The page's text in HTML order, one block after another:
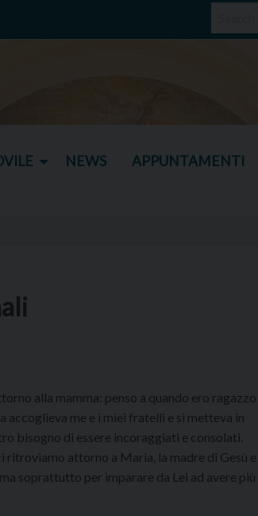
NEWS APPUNTAMENTI
alla mamma: penso a quando ero ragazzo
accoglieva me e i miei fratelli e si metteva in
bisogno di essere incoraggiati e consolati.
ritroviamo attorno a Maria, la madre di Gesù e
soprattutto per imparare da Lei ad avere più